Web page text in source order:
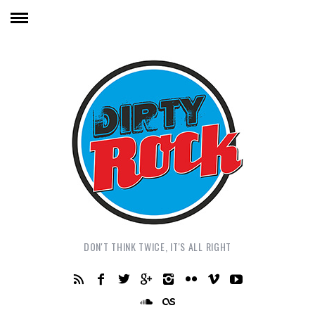
DON'T THINK TWICE, IT'S ALL RIGHT